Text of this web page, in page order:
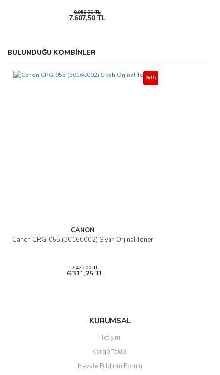
8.950,00 TL
7.607,50 TL
BULUNDUĞU KOMBİNLER
CANON
Canon CRG-055 (3016C002) Siyah Orjinal Toner
%15
7.425,00 TL
6.311,25 TL
KURUMSAL
İletişim
Kargo Takibi
Havale Bildirim Formu